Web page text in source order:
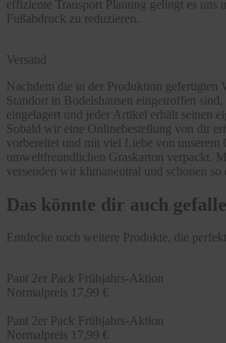
effiziente Transport Planung gelingt es uns
Fußabdruck zu reduzieren.
Versand
Nachdem die in der Produktion gefertigten
Standort in Bodelshausen eingetroffen
eingelagert und jeder Artikel erhält seinen
Sobald wir eine Onlinebestellung von dir
vorbereitet und mit viel Liebe von unserem
umweltfreundlichen Graskarton verpackt.
versenden wir klimaneutral und schonen so
Das könnte dir auch
Entdecke noch weitere Produkte, die
Pant 2er Pack Frühjahrs-Aktion
Normalpreis 17,99 €
Pant 2er Pack Frühjahrs-Aktion
Normalpreis 17,99 €